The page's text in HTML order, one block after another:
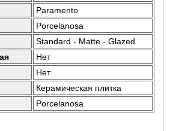
Paramento
Porcelanosa
Standard - Matte - Glazed
Нет
Нет
Керамическая плитка
Porcelanosa